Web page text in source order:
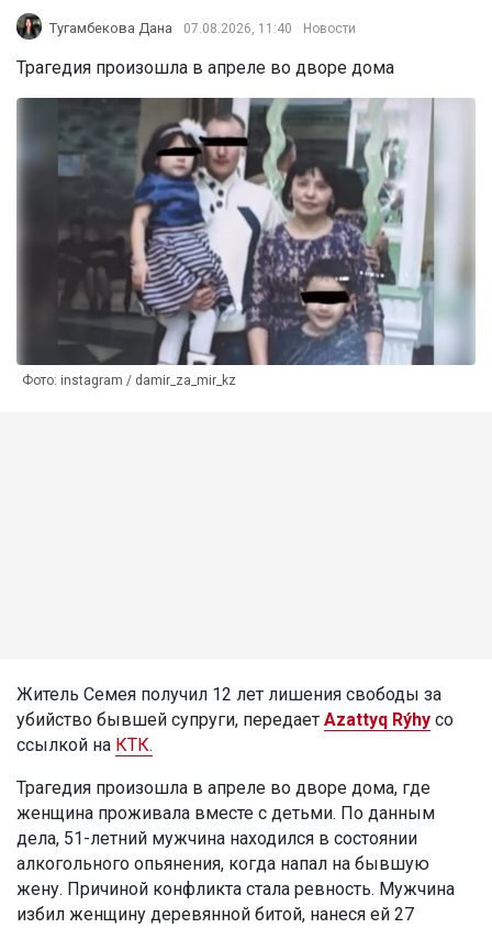
Тугамбекова Дана 07.08.2026, 11:40 Новости
Трагедия произошла в апреле во дворе дома
Фото: instagram / damir_za_mir_kz
Житель Семея получил 12 лет лишения свободы за
убийство бывшей супруги, передает Azattyq Rýhy со
ссылкой на КТК.
Трагедия произошла в апреле во дворе дома, где
женщина проживала вместе с детьми. По данным
дела, 51-летний мужчина находился в состоянии
алкогольного опьянения, когда напал на бывшую
жену. Причиной конфликта стала ревность. Мужчина
избил женщину деревянной битой, нанеся ей 27